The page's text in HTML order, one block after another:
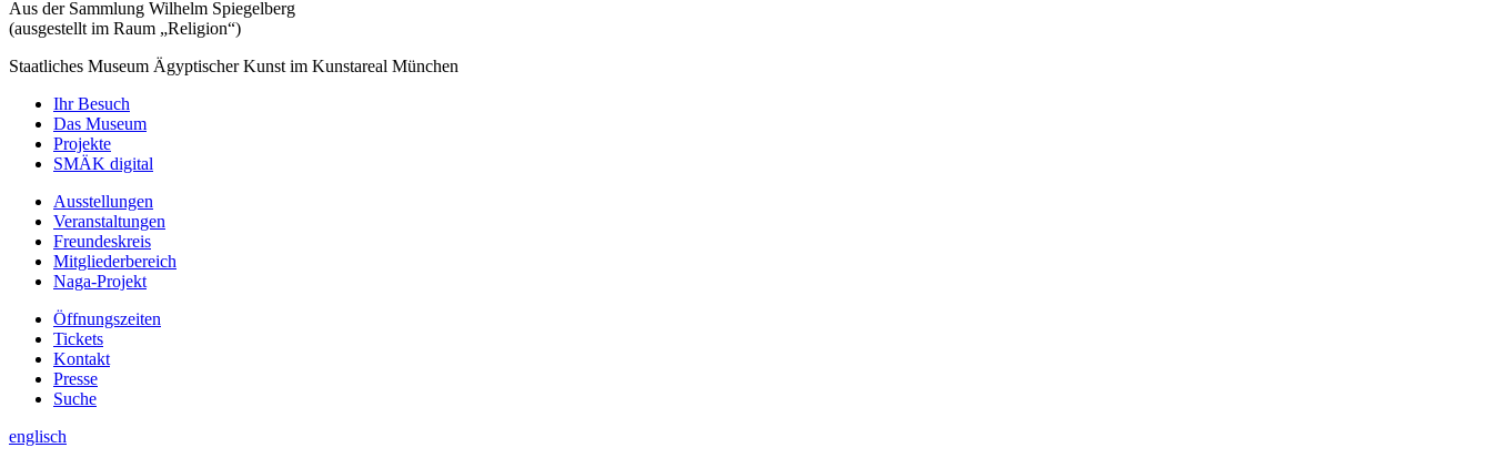
Aus der Sammlung Wilhelm Spiegelberg
(ausgestellt im Raum „Religion“)
Staatliches Museum Ägyptischer Kunst im Kunstareal München
Ihr Besuch
Das Museum
Projekte
SMÄK digital
Ausstellungen
Veranstaltungen
Freundeskreis
Mitgliederbereich
Naga-Projekt
Öffnungszeiten
Tickets
Kontakt
Presse
Suche
englisch